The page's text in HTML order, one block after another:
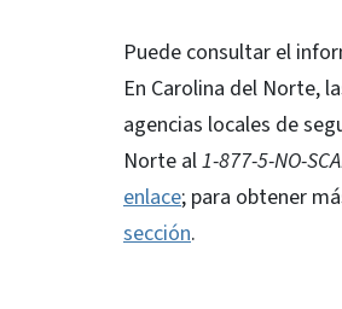
Puede consultar el
En Carolina del Norte,
agencias locales de
Norte al1-877-5-NO-
enlace; para obtener
sección.